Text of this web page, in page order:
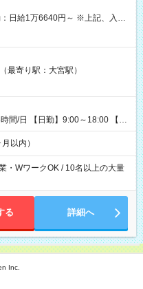
日給1万6640円～ ※上記、入社
) ┗新任研修の終了から100日以内
与即時払いサービス『クリア
ATMから 現金で給与を受け取れ
の一部(9，000円)は手渡しで支
日間） ┗研修期間中も交通費全
最寄り駅：大宮駅）
間/日 【日勤】9:00～18:00 【夜
シフトの申告は電話・メールで
きな時など、自由に働けます
以内）
・WワークOK / 10名以上の大量
る 詳細へ
Inc.